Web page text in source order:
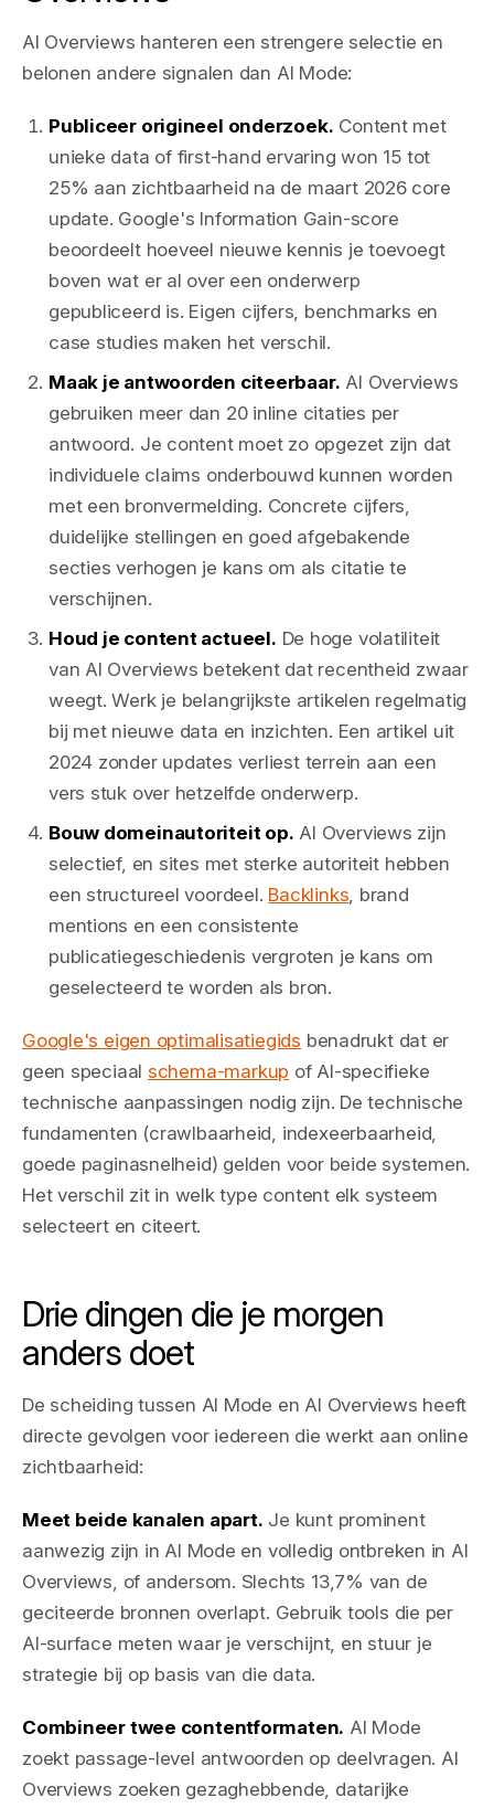
AI Overviews hanteren een strengere selectie en
belonen andere signalen dan AI Mode:
Publiceer origineel onderzoek. Content met
unieke data of first-hand ervaring won 15 tot
25% aan zichtbaarheid na de maart 2026 core
update. Google's Information Gain-score
beoordeelt hoeveel nieuwe kennis je toevoegt
boven wat er al over een onderwerp
gepubliceerd is. Eigen cijfers, benchmarks en
case studies maken het verschil.
Maak je antwoorden citeerbaar. AI Overviews
gebruiken meer dan 20 inline citaties per
antwoord. Je content moet zo opgezet zijn dat
individuele claims onderbouwd kunnen worden
met een bronvermelding. Concrete cijfers,
duidelijke stellingen en goed afgebakende
secties verhogen je kans om als citatie te
verschijnen.
Houd je content actueel. De hoge volatiliteit
van AI Overviews betekent dat recentheid zwaar
weegt. Werk je belangrijkste artikelen regelmatig
bij met nieuwe data en inzichten. Een artikel uit
2024 zonder updates verliest terrein aan een
vers stuk over hetzelfde onderwerp.
Bouw domeinautoriteit op. AI Overviews zijn
selectief, en sites met sterke autoriteit hebben
een structureel voordeel. Backlinks, brand
mentions en een consistente
publicatiegeschiedenis vergroten je kans om
geselecteerd te worden als bron.
Google's eigen optimalisatiegids benadrukt dat er
geen speciaal schema-markup of AI-specifieke
technische aanpassingen nodig zijn. De technische
fundamenten (crawlbaarheid, indexeerbaarheid,
goede paginasnelheid) gelden voor beide systemen.
Het verschil zit in welk type content elk systeem
selecteert en citeert.
Drie dingen die je morgen
anders doet
De scheiding tussen AI Mode en AI Overviews heeft
directe gevolgen voor iedereen die werkt aan online
zichtbaarheid:
Meet beide kanalen apart. Je kunt prominent
aanwezig zijn in AI Mode en volledig ontbreken in AI
Overviews, of andersom. Slechts 13,7% van de
geciteerde bronnen overlapt. Gebruik tools die per
AI-surface meten waar je verschijnt, en stuur je
strategie bij op basis van die data.
Combineer twee contentformaten. AI Mode
zoekt passage-level antwoorden op deelvragen. AI
Overviews zoeken gezaghebbende, datarijke